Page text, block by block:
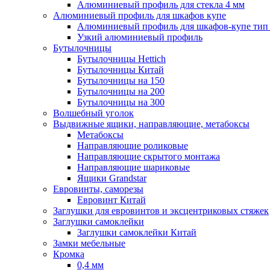
Алюминиевый профиль для стекла 4 мм
Алюминиевый профиль для шкафов купе
Алюминиевый профиль для шкафов-купе
Узкий алюминиевый профиль
Бутылочницы
Бутылочницы Hettich
Бутылочницы Китай
Бутылочницы на 150
Бутылочницы на 200
Бутылочницы на 300
Волшебный уголок
Выдвижные ящики, направляющие, метабоксы
Метабоксы
Направляющие роликовые
Направляющие скрытого монтажа
Направляющие шариковые
Ящики Grandstar
Евровинты, саморезы
Евровинт Китай
Заглушки для евровинтов и эксцентриковых стяжек
Заглушки самоклейки
Заглушки самоклейки Китай
Замки мебельные
Кромка
0,4 мм